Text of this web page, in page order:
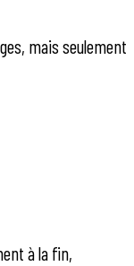
mais seulement
à la fin,